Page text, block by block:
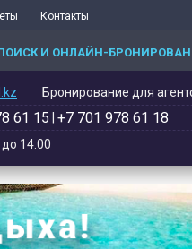
Контакты
И ОНЛАЙН-
Бронирование для
61 15 +7 701 978 61 18
14.00